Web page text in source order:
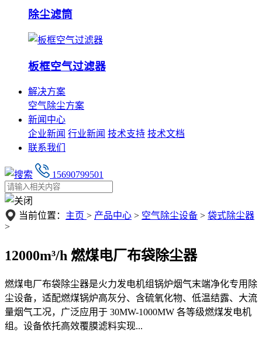
除尘滤筒
板框空气过滤器
解决方案
空气除尘方案
新闻中心
企业新闻 行业新闻 技术支持 技术文档
联系我们
15690799501
当前位置： 主页 > 产品中心 > 空气除尘设备 > 袋式除尘器
>
12000m³/h 燃煤电厂布袋除尘器
燃煤电厂布袋除尘器是火力发电机组锅炉烟气末端净化专用除
尘设备，适配燃煤锅炉高灰分、含硫氧化物、低温结露、大流
量烟气工况，广泛应用于 30MW-1000MW 各等级燃煤发电机
组。设备依托高效覆膜滤料实现...